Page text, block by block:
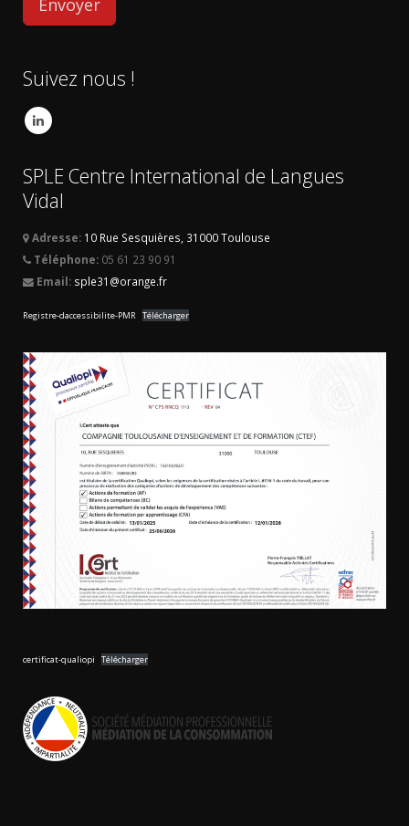
Suivez nous !
SPLE Centre International de Langues
Vidal
Adresse: 10 Rue Sesquières, 31000 Toulouse
Téléphone: 05 61 23 90 91
Email: sple31@orange.fr
Registre-daccessibilite-PMR Télécharger
certificat-qualiopi Télécharger